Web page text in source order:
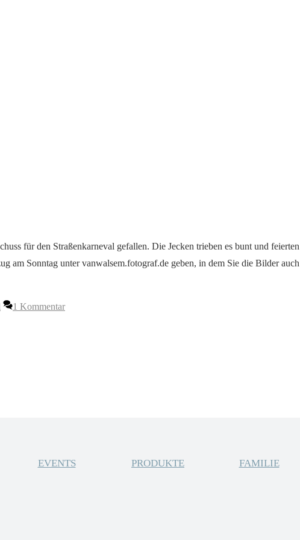
für den Straßenkarneval gefallen. Die Jecken trieben es bunt und
am Sonntag unter vanwalsem.fotograf.de geben, in dem Sie die Bilder
1 Kommentar
EVENTS PRODUKTE FAMILIE